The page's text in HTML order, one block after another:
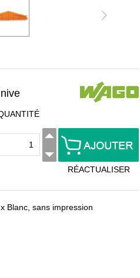
RÉACTUALISER
Blanc, sans impression